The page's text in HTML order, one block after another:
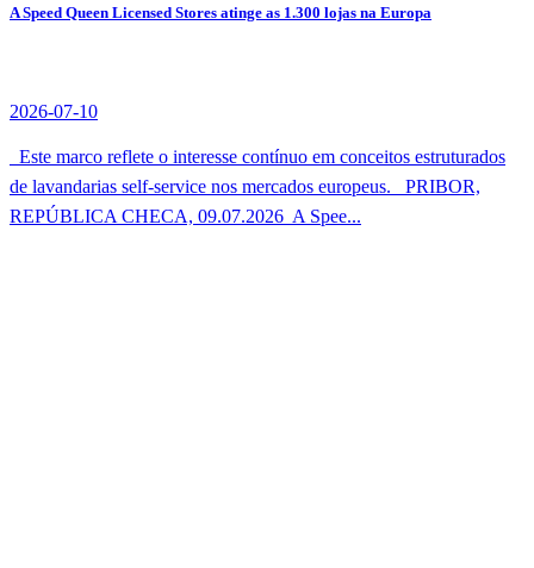
A Speed Queen Licensed Stores atinge as 1.300 lojas na Europa
2026-07-10
Este marco reflete o interesse contínuo em conceitos estruturados
de lavandarias self-service nos mercados europeus. PRIBOR,
REPÚBLICA CHECA, 09.07.2026  A Spee...